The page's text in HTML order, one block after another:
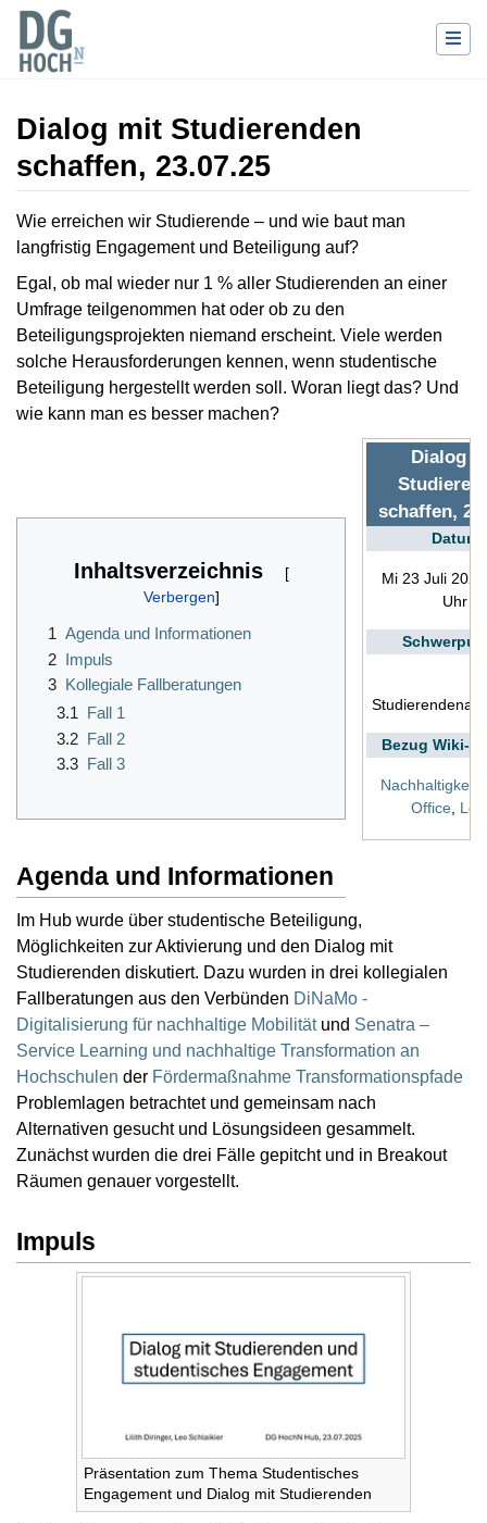
Dialog mit Studierenden
schaffen, 23.07.25
Wechseln zu:Navigation,Suche
Wie erreichen wir Studierende – und wie baut man
langfristig Engagement und Beteiligung auf?
Egal, ob mal wieder nur 1 % aller Studierenden an einer
Umfrage teilgenommen hat oder ob zu den
Beteiligungsprojekten niemand erscheint. Viele werden
solche Herausforderungen kennen, wenn studentische
Beteiligung hergestellt werden soll. Woran liegt das? Und
wie kann man es besser machen?
Dialog
schaffen,
Datum
Mi 23 Juli
Uhr
Bezug Wiki-
Nachhaltigkeit
Office
Inhaltsverzeichnis
1 Agenda und Informationen
2 Impuls
3 Kollegiale Fallberatungen
3.1 Fall 1
3.2 Fall 2
3.3 Fall 3
Agenda und Informationen
Im Hub wurde über studentische Beteiligung,
Möglichkeiten zur Aktivierung und den Dialog mit
Studierenden diskutiert. Dazu wurden in drei kollegialen
Fallberatungen aus den Verbünden DiNaMo -
Digitalisierung für nachhaltige Mobilitätund Senatra –
Service Learning und nachhaltige Transformation an
Hochschulen der Fördermaßnahme Transformationspfade
Problemlagen betrachtet und gemeinsam nach
Alternativen gesucht und Lösungsideen gesammelt.
Zunächst wurden die drei Fälle gepitcht und in Breakout
Räumen genauer vorgestellt.
Impuls
Präsentation zum Thema Studentisches
Engagement und Dialog mit Studierenden